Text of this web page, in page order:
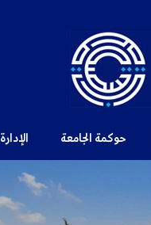
حوكمة الجامعة الإدارة